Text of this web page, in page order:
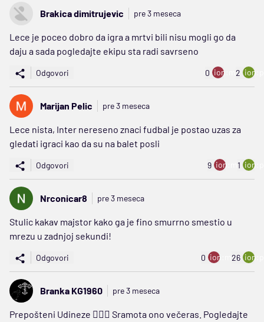
Brakica dimitrujevic pre 3 meseca
Lece je poceo dobro da igra a mrtvi bili nisu mogli go da
daju a sada pogledajte ekipu sta radi savrseno
Odgovori 0 ion:minus
2
Marijan Pelic pre 3 meseca
Lece nista, Inter nereseno znaci fudbal je postao uzas za
gledati igraci kao da su na balet posli
Odgovori 9 ion:minus
1
Nrconicar8 pre 3 meseca
Stulic kakav majstor kako ga je fino smurrno smestio u
mrezu u zadnjoj sekundi!
Odgovori 0 ion:minus
26
Branka KG1960 pre 3 meseca
Prepošteni Udineze 👎🏻🙄 Sramota ono večeras. Pogledajte